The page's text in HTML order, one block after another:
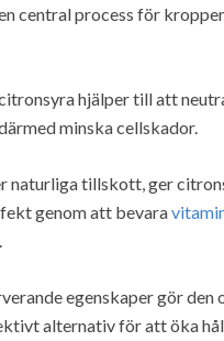
central process för
hjälper till att
minska cellskador.
naturliga tillskott, ger
genom att bevara
egenskaper gör den
alternativ för att öka